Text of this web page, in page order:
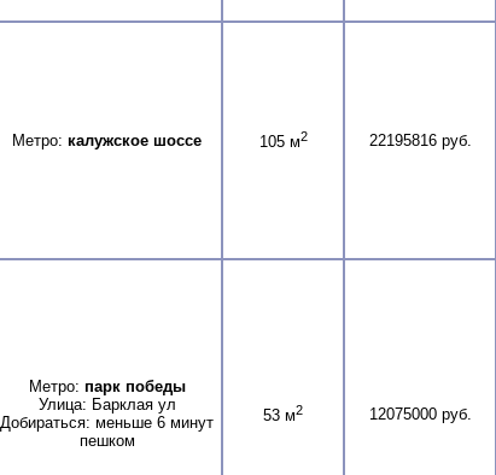
Метро: калужское шоссе 105 м2 22195816 руб.
Метро: парк победы
Улица: Барклая ул
Добираться: меньше 6 минут
пешком
53 м2 12075000 руб.